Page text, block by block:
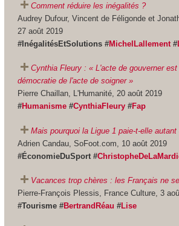
Comment réduire les inégalités ?
Audrey Dufour, Vincent de Féligonde et
27 août 2019
#InégalitésEtSolutions #MichelLallement#
Cynthia Fleury : « L'acte de gouverner
démocratie de l'acte de soigner »
Pierre Chaillan, L'Humanité, 20 août 2019
#Humanisme#CynthiaFleury#Fap
Mais pourquoi la Ligue 1 paie-t-elle
Adrien Candau, SoFoot.com, 10 août 2019
#ÉconomieDuSport #
Vacances trop chères : les Français ne
Pierre-François Plessis, France Culture, 3
#Tourisme #BertrandRéau #Lise